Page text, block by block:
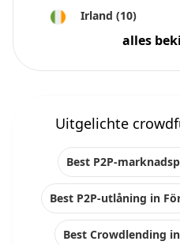
Irland (10)
alles
Uitgelichte
Best P2P-
Best P2P-utlåning in
Best Crowdlending